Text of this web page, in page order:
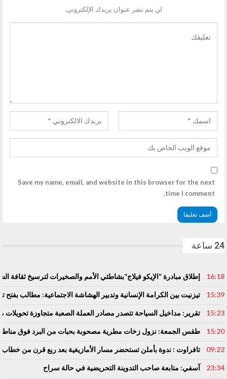
لن يتم نشر عنوان بريدك الإلكتروني.
Save my name, email, and website in this browser for the next
time I comment.
24 ساعة
16:18 إطلاق مبادرة “الإيكو فيلاج”بشاطئي الأمم والصخيرات لترسيخ ثقافة
15:39 تيزنيت بين الكرامة الإنسانية وتدبير الهشاشة الاجتماعية: مطالب
15:23 تقرير: مداخيل السياحة تتصدر مصادر العملة الصعبة متجاوزة تحويلات
15:20 طقس الجمعة: نزول زخات مطرية مصحوبة بحبات من البرد فوق
09:22 تافراوت : ندوة بأملن تستحضر مسار الأمازيغية بعد ربع قرن من خطاب
23:34 آسفي: متابعة صاحب التدوينة التحريضية في حالة سراح